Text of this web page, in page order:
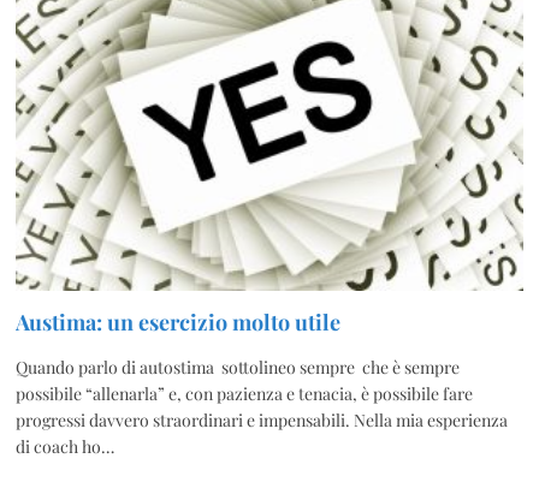
Austima: un esercizio molto utile
Quando parlo di autostima sottolineo sempre che è sempre
possibile “allenarla” e, con pazienza e tenacia, è possibile fare
progressi davvero straordinari e impensabili. Nella mia esperienza
di coach ho…